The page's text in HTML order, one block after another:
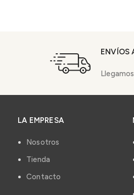
ENVÍOS
LA EMPRESA
Nosotros
Tienda
Contacto